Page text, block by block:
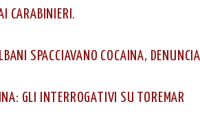
CARABINIERI.
SPACCIAVANO COCAINA,
GLI INTERROGATIVI SU TOREMAR